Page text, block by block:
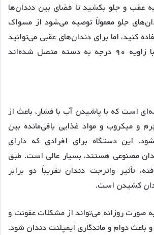
عقب و جلو بکشید تا فضای بین دندان‌ها
جلو معمولاً توصیه می‌شود از مسواک
کنید، اما برای دندان‌های عقبی می‌توانید
از مسواک‌هایی که با زاویه ۹۰ درجه به دسته متصل شده‌اند
است که با پاشیدن آب با فشار، باعث از
و میکروب و مواد غذایی باقی‌مانده بین
. این دستگاه برای افرادی که دارای
مصنوعی هستند، بسیار عالی است. طبق
تأثیر واترجت دندان تقریباً دو برابر
کشیدن است.
صورت روزانه می‌تواند از مشکلات عفونت و
باعث دوام و ماندگاری ایمپلنت دندان شود.